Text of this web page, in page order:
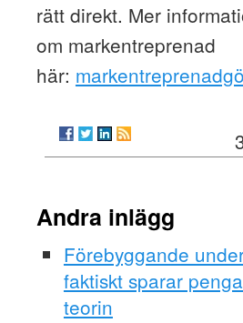
rätt direkt. Mer
om markentreprenad
här:
Andra inlägg
Förebyggande
faktiskt sparar
teorin